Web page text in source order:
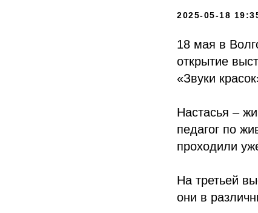
2025-05-18
18 мая в
открытие
«Звуки
Настасья –
педагог по
проходили
На третьей
они в